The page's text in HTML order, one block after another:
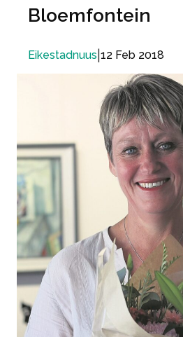
Bloemfontein
Eikestadnuus 12 Feb 2018